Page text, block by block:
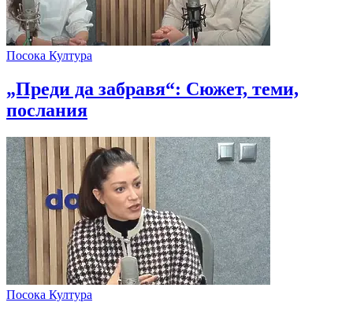
Посока Култура
„Преди да забравя“: Сюжет, теми,
послания
Посока Култура